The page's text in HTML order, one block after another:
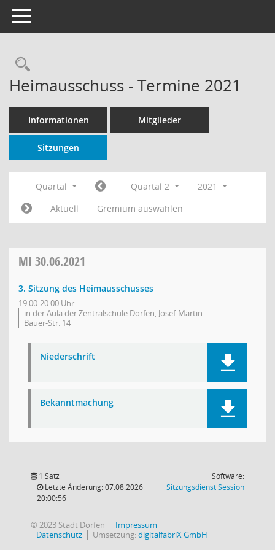
Toggle navigation
Rechercheauswahl
Heimausschuss - Termine 2021
Informationen Mitglieder
Sitzungen
Quartal Quartal 2
2021
Aktuell
Gremium auswählen
MI 30.06.2021
3. Sitzung des Heimausschusses
19:00-20:00 Uhr
in der Aula der Zentralschule Dorfen, Josef-Martin-
Bauer-Str. 14
Niederschrift
Bekanntmachung
1 Satz
Letzte Änderung: 07.08.2026
20:00:56
Software:
SitzungsdienstSession(Wird in
© 2023 Stadt Dorfen
Impressum
Datenschutz
Umsetzung:digitalfabriX GmbH